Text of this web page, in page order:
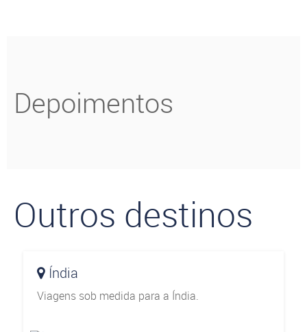
Depoimentos
Outros destinos
Índia
Viagens sob medida para a Índia.